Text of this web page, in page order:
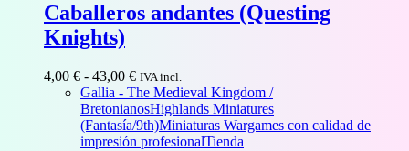
Caballeros andantes (Questing
Knights)
4,00 € - 43,00 €Rango
de
precios:
desde
4,00 €
IVA incl.
Gallia - The Medieval Kingdom /
BretonianosHighlands Miniatures
(Fantasía/9th)Miniaturas Wargames con calidad de
impresión profesionalTienda